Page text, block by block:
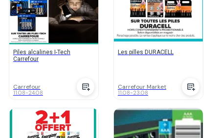
Piles alcalines I-Tech
Carrefour
Carrefour
11.08-24.08
Les pilles DURACELL
Carrefour Market
11.08-23.08